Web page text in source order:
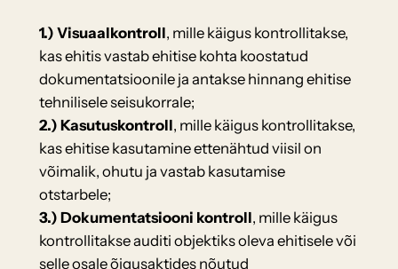
1.) Visuaalkontroll, mille käigus kontrollitakse,
kas ehitis vastab ehitise kohta koostatud
dokumentatsioonile ja antakse hinnang ehitise
tehnilisele seisukorrale;
2.) Kasutuskontroll, mille käigus kontrollitakse,
kas ehitise kasutamine ettenähtud viisil on
võimalik, ohutu ja vastab kasutamise
otstarbele;
3.) Dokumentatsiooni kontroll, mille käigus
kontrollitakse auditi objektiks oleva ehitisele või
selle osale õigusaktides nõutud